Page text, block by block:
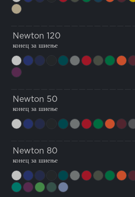
Newton 120
конец за шиење
Newton 50
конец за шиење
Newton 80
конец за шиење